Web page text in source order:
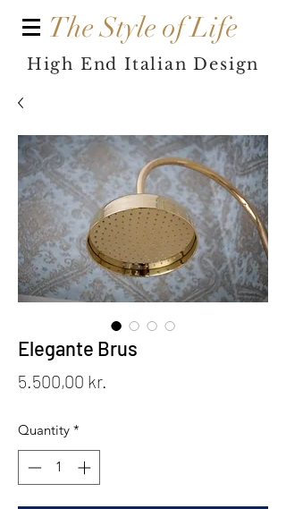
The Style of Life
High End Italian Design
Elegante Brus
5.500,00 kr.
Quantity *